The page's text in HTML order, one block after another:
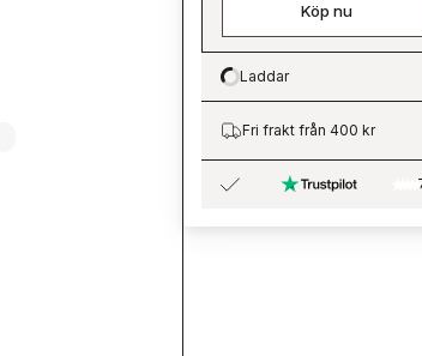
Köp nu
Loading…
Laddar
Fri frakt från 400 kr